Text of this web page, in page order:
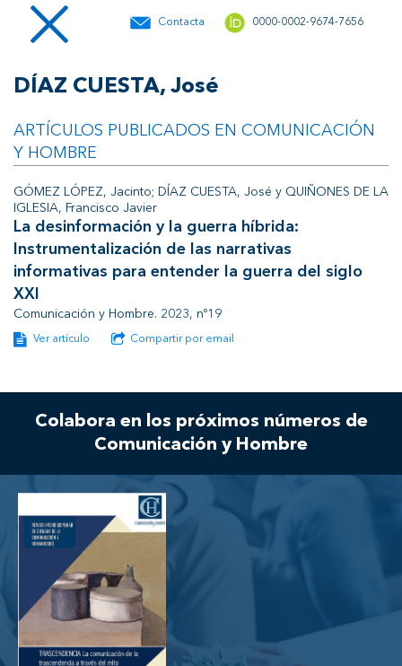
Contacta 0000-0002-9674-7656
DÍAZ CUESTA, José
ARTÍCULOS PUBLICADOS EN COMUNICACIÓN
Y HOMBRE
GÓMEZ LÓPEZ, Jacinto; DÍAZ CUESTA, José y QUIÑONES DE LA
IGLESIA, Francisco Javier
La desinformación y la guerra híbrida:
Instrumentalización de las narrativas
informativas para entender la guerra del siglo
XXI
Comunicación y Hombre. 2023, nº19
Ver artículo Compartir por email
Colabora en los próximos números de
Comunicación y Hombre